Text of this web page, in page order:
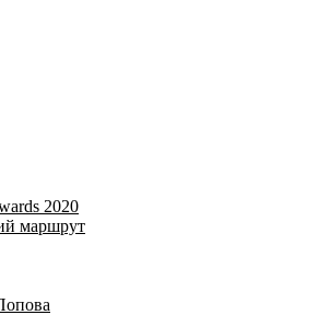
2020
маршрут